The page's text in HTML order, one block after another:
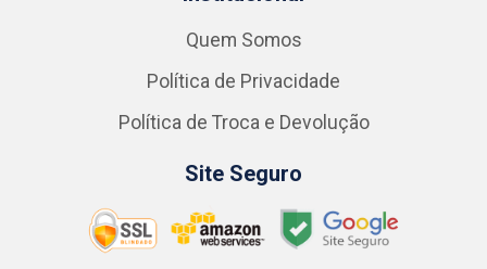
Quem Somos
Política de Privacidade
Política de Troca e Devolução
Site Seguro